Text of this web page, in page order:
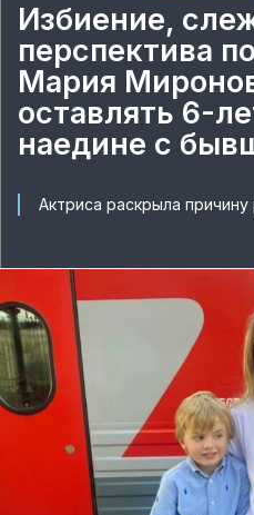
Избиение,
перспектива
Мария
оставлять 6-
наедине с
Актриса раскрыла причину